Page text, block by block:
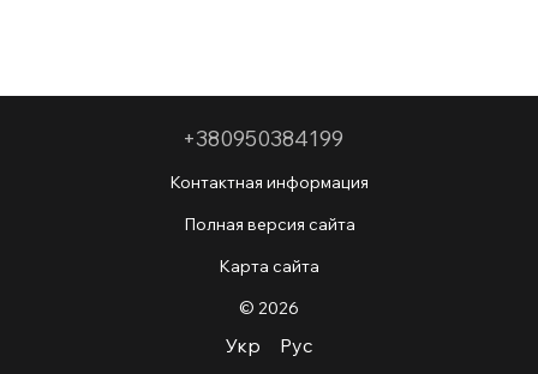
+380950384199
Контактная информация
Полная версия сайта
Карта сайта
© 2026
Укр Рус